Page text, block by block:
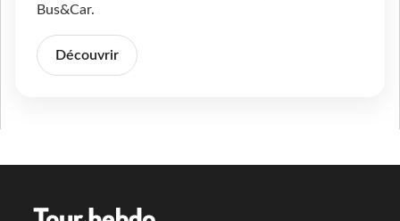
Bus&Car.
Découvrir